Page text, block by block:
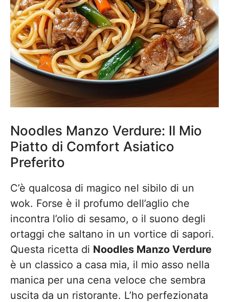
Noodles Manzo Verdure: Il Mio
Piatto di Comfort Asiatico
Preferito
C’è qualcosa di magico nel sibilo di un
wok. Forse è il profumo dell’aglio che
incontra l’olio di sesamo, o il suono degli
ortaggi che saltano in un vortice di sapori.
Questa ricetta di Noodles Manzo Verdure
è un classico a casa mia, il mio asso nella
manica per una cena veloce che sembra
uscita da un ristorante. L’ho perfezionata